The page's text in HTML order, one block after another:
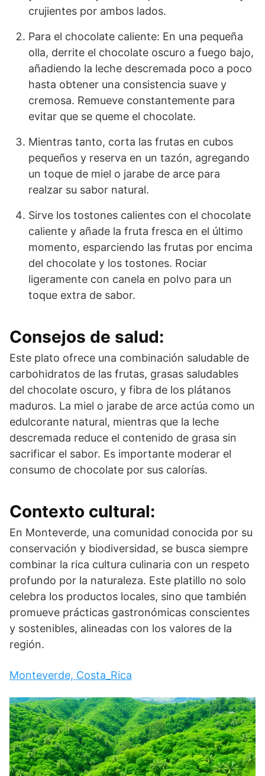
crujientes por ambos lados.
Para el chocolate caliente: En una pequeña
olla, derrite el chocolate oscuro a fuego bajo,
añadiendo la leche descremada poco a poco
hasta obtener una consistencia suave y
cremosa. Remueve constantemente para
evitar que se queme el chocolate.
Mientras tanto, corta las frutas en cubos
pequeños y reserva en un tazón, agregando
un toque de miel o jarabe de arce para
realzar su sabor natural.
Sirve los tostones calientes con el chocolate
caliente y añade la fruta fresca en el último
momento, esparciendo las frutas por encima
del chocolate y los tostones. Rociar
ligeramente con canela en polvo para un
toque extra de sabor.
Consejos de salud:
Este plato ofrece una combinación saludable de
carbohidratos de las frutas, grasas saludables
del chocolate oscuro, y fibra de los plátanos
maduros. La miel o jarabe de arce actúa como un
edulcorante natural, mientras que la leche
descremada reduce el contenido de grasa sin
sacrificar el sabor. Es importante moderar el
consumo de chocolate por sus calorías.
Contexto cultural:
En Monteverde, una comunidad conocida por su
conservación y biodiversidad, se busca siempre
combinar la rica cultura culinaria con un respeto
profundo por la naturaleza. Este platillo no solo
celebra los productos locales, sino que también
promueve prácticas gastronómicas conscientes
y sostenibles, alineadas con los valores de la
región.
Monteverde, Costa_Rica